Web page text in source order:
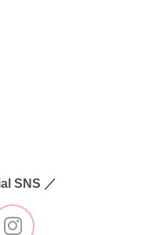
SNS ／